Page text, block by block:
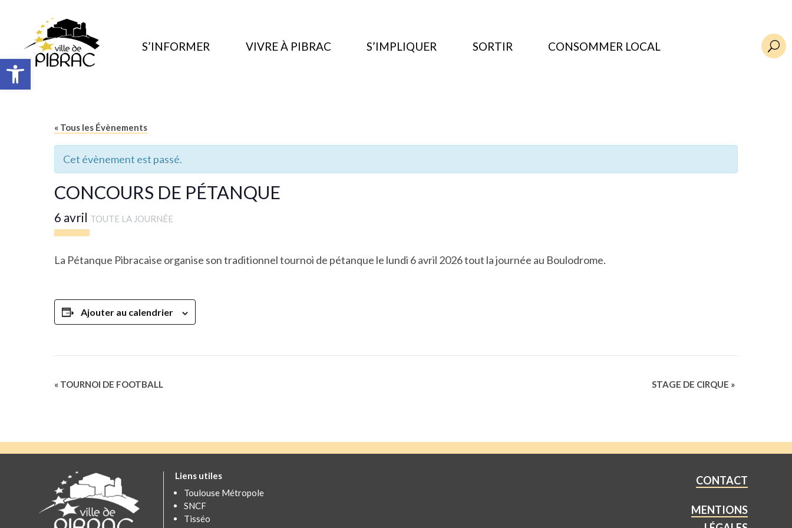
Ouvrir la barre d’outils
S’INFORMER VIVRE À PIBRAC S’IMPLIQUER SORTIR CONSOMMER LOCAL U
« Tous les Évènements
Cet évènement est passé.
CONCOURS DE PÉTANQUE
6 avril TOUTE LA JOURNÉE
La Pétanque Pibracaise organise son traditionnel tournoi de pétanque le lundi 6 avril 2026 tout la journée au Boulodrome.
Ajouter au calendrier
Navigation
« TOURNOI DE FOOTBALL STAGE DE CIRQUE »
Liens utiles
Toulouse Métropole
SNCF
Tisséo
CONTACT
MENTIONS